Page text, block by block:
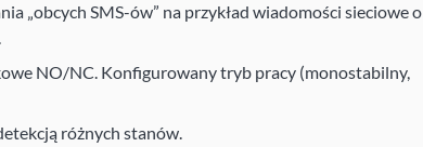
„obcych SMS-ów” na przykład wiadomości sieciowe o
NO/NC. Konfigurowany tryb pracy (monostabilny,
różnych stanów.